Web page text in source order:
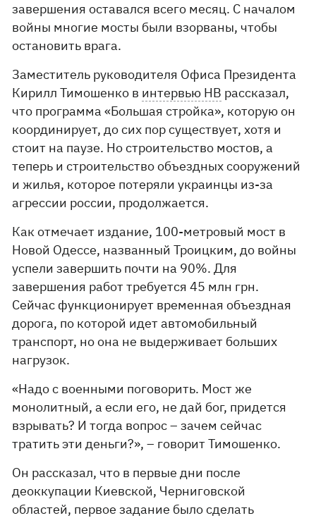
завершения оставался всего месяц. С началом
войны многие мосты были взорваны, чтобы
остановить врага.
Заместитель руководителя Офиса Президента
Кирилл Тимошенко в интервью НВ рассказал,
что программа «Большая стройка», которую он
координирует, до сих пор существует, хотя и
стоит на паузе. Но строительство мостов, а
теперь и строительство объездных сооружений
и жилья, которое потеряли украинцы из-за
агрессии россии, продолжается.
Как отмечает издание, 100-метровый мост в
Новой Одессе, названный Троицким, до войны
успели завершить почти на 90%. Для
завершения работ требуется 45 млн грн.
Сейчас функционирует временная объездная
дорога, по которой идет автомобильный
транспорт, но она не выдерживает больших
нагрузок.
«Надо с военными поговорить. Мост же
монолитный, а если его, не дай бог, придется
взрывать? И тогда вопрос – зачем сейчас
тратить эти деньги?», – говорит Тимошенко.
Он рассказал, что в первые дни после
деоккупации Киевской, Черниговской
областей, первое задание было сделать